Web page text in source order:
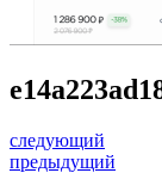
следующий
предыдущий